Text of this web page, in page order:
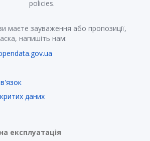
policies.
маєте зауваження або пропозиції,
напишіть нам:
даних
експлуатація